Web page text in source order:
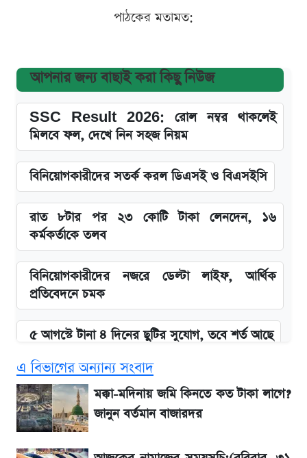
পাঠকের মতামত:
আপনার জন্য বাছাই করা কিছু নিউজ
SSC Result 2026: রোল নম্বর থাকলেই
মিলবে ফল, দেখে নিন সহজ নিয়ম
বিনিয়োগকারীদের সতর্ক করল ডিএসই ও বিএসইসি
রাত ৮টার পর ২৩ কোটি টাকা লেনদেন, ১৬
কর্মকর্তাকে তলব
বিনিয়োগকারীদের নজরে ডেল্টা লাইফ, আর্থিক
প্রতিবেদনে চমক
৫ আগস্টে টানা ৪ দিনের ছুটির সুযোগ, তবে শর্ত আছে
বাজুসের নতুন দরে আজকের স্বর্ণের মূল্য জানুন
ইসলামী ব্যাংকের নতুন সিদ্ধান্তে হাজারো গ্রাহকের
স্বস্তি!
এ বিভাগের অন্যান্য সংবাদ
মক্কা-মদিনায় জমি কিনতে কত টাকা লাগে?
জানুন বর্তমান বাজারদর